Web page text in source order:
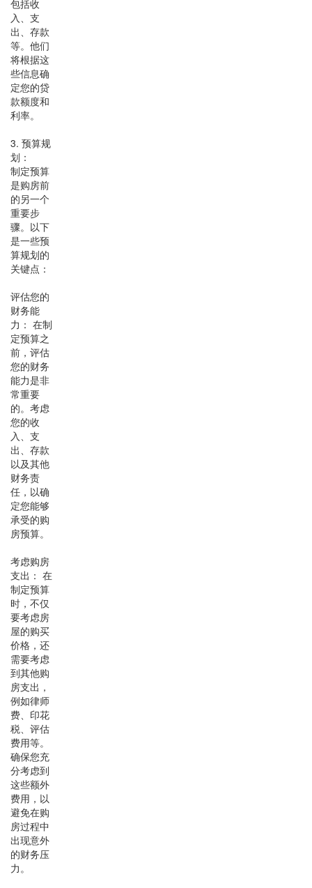
包括收
入、支
出、存款
等。他们
将根据这
些信息确
定您的贷
款额度和
利率。
3. 预算规
划：
制定预算
是购房前
的另一个
重要步
骤。以下
是一些预
算规划的
关键点：
评估您的
财务能
力： 在制
定预算之
前，评估
您的财务
能力是非
常重要
的。考虑
您的收
入、支
出、存款
以及其他
财务责
任，以确
定您能够
承受的购
房预算。
考虑购房
支出： 在
制定预算
时，不仅
要考虑房
屋的购买
价格，还
需要考虑
到其他购
房支出，
例如律师
费、印花
税、评估
费用等。
确保您充
分考虑到
这些额外
费用，以
避免在购
房过程中
出现意外
的财务压
力。